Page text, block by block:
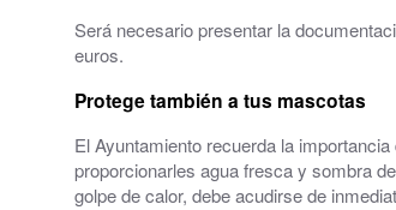
Será necesario presentar la
euros.
Protege también a tus mascotas
El Ayuntamiento recuerda la
proporcionarles agua fresca y sombra
golpe de calor, debe acudirse de